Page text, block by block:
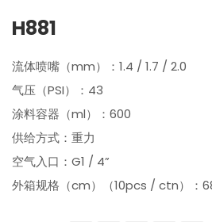
H881
流体喷嘴（mm）：1.4 / 1.7 / 2.0
气压（PSI）：43
涂料容器（ml）：600
供给方式：重力
空气入口：G1 / 4”
外箱规格（cm）（10pcs / ctn）：